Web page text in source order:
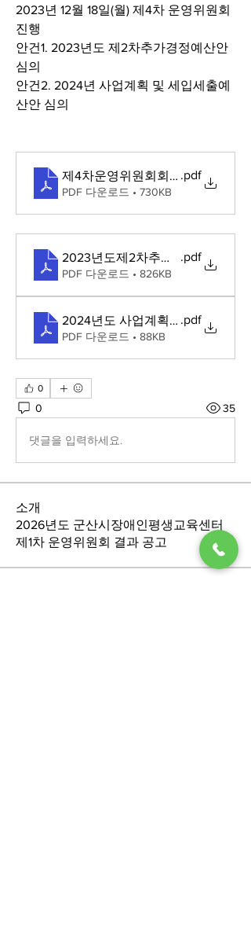
2023년 12월 18일(월) 제4차 운영위원회
진행
안건1. 2023년도 제2차추가경정예산안
심의
안건2. 2024년 사업계획 및 세입세출예
산안 심의
제4차운영위원회회의록
.pdf
PDF 다운로드 • 730KB
2023년도제2차추가경정예산서
.pdf
PDF 다운로드 • 826KB
2024년도 사업계획및세입세출예
.pdf
PDF 다운로드 • 88KB
0
0 35
댓글을 입력하세요.
소개
2026년도 군산시장애인평생교육센터
제1차 운영위원회 결과 공고